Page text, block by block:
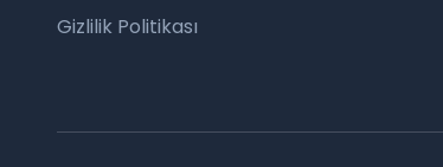
Gizlilik Politikası